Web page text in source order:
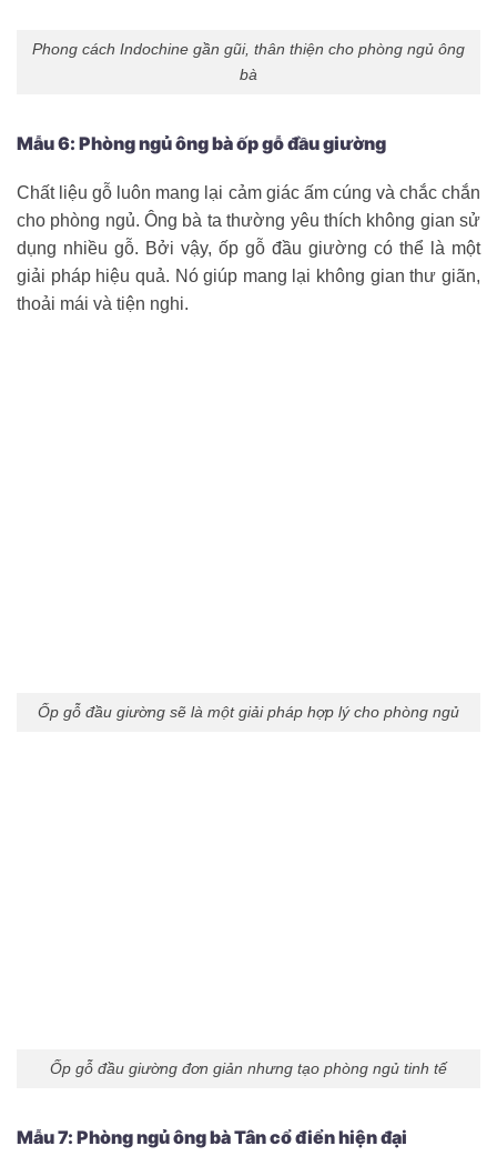
Phong cách Indochine gần gũi, thân thiện cho phòng ngủ ông
bà
Mẫu 6: Phòng ngủ ông bà ốp gỗ đầu giường
Chất liệu gỗ luôn mang lại cảm giác ấm cúng và chắc chắn
cho phòng ngủ. Ông bà ta thường yêu thích không gian sử
dụng nhiều gỗ. Bởi vậy, ốp gỗ đầu giường có thể là một
giải pháp hiệu quả. Nó giúp mang lại không gian thư giãn,
thoải mái và tiện nghi.
Ốp gỗ đầu giường sẽ là một giải pháp hợp lý cho phòng ngủ
Ốp gỗ đầu giường đơn giản nhưng tạo phòng ngủ tinh tế
Mẫu 7: Phòng ngủ ông bà Tân cổ điển hiện đại